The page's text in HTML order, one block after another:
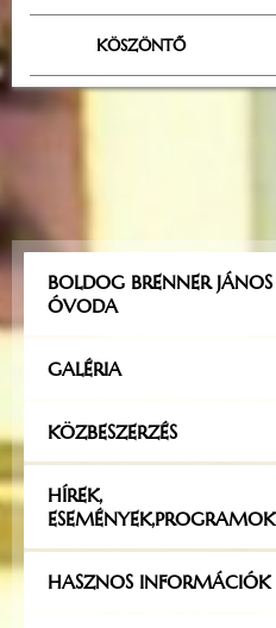
KÖSZÖNTŐ
BOLDOG BRENNER JÁNOS
ÓVODA
GALÉRIA
KÖZBESZERZÉS
HÍREK,
ESEMÉNYEK,PROGRAMOK
HASZNOS INFORMÁCIÓK